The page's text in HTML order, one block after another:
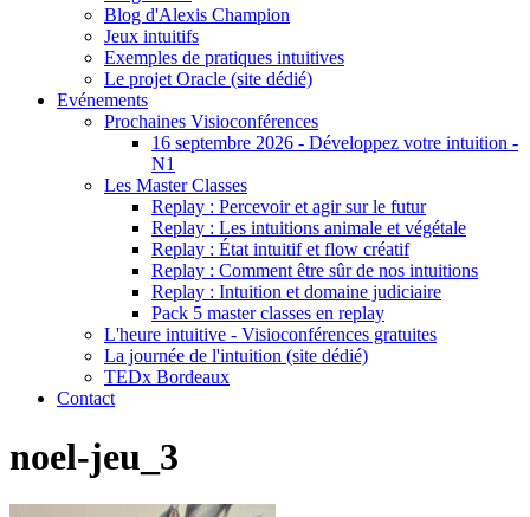
Blog d'Alexis Champion
Jeux intuitifs
Exemples de pratiques intuitives
Le projet Oracle (site dédié)
Evénements
Prochaines Visioconférences
16 septembre 2026 - Développez votre intuition -
N1
Les Master Classes
Replay : Percevoir et agir sur le futur
Replay : Les intuitions animale et végétale
Replay : État intuitif et flow créatif
Replay : Comment être sûr de nos intuitions
Replay : Intuition et domaine judiciaire
Pack 5 master classes en replay
L'heure intuitive - Visioconférences gratuites
La journée de l'intuition (site dédié)
TEDx Bordeaux
Contact
noel-jeu_3